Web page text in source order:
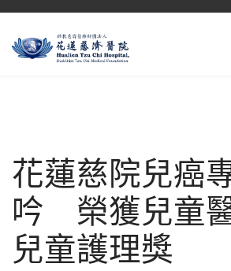
花蓮慈院兒癌
吟 榮獲兒童
兒童護理獎